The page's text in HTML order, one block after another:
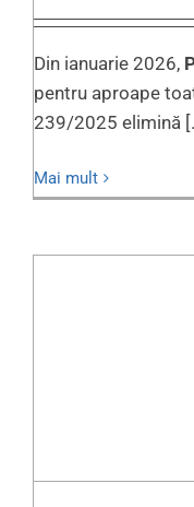
Din ianuarie 2026,
pentru aproape
239/2025 elimină
Mai mult